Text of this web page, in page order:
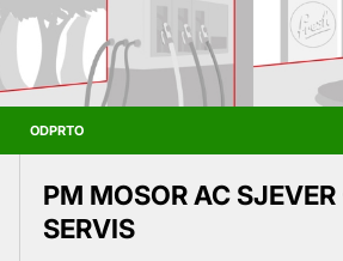
ODPRTO
PM MOSOR AC
SERVIS